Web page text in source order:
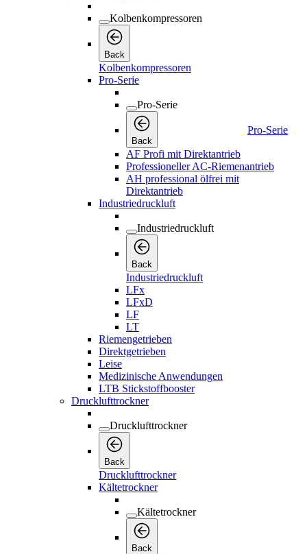
Kolbenkompressoren
Back
Kolbenkompressoren
Pro-Serie
Pro-Serie
Back
Pro-Serie
AF Profi mit Direktantrieb
Professioneller AC-Riemenantrieb
AH professional ölfrei mit
Direktantrieb
Industriedruckluft
Industriedruckluft
Back
Industriedruckluft
LFx
LFxD
LF
LT
Riemengetrieben
Direktgetrieben
Leise
Medizinische Anwendungen
LTB Stickstoffbooster
Drucklufttrockner
Drucklufttrockner
Back
Drucklufttrockner
Kältetrockner
Kältetrockner
Back